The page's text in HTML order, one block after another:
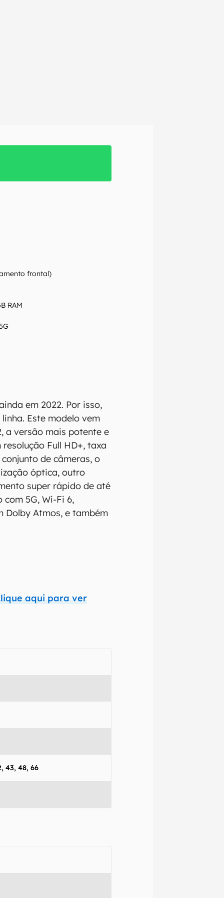
frontal)
RAM
em 2022. Por isso,
Este modelo vem
a versão mais potente e
Full HD+, taxa
de câmeras, o
óptica, outro
super rápido de até
com 5G, Wi-Fi 6,
Dolby Atmos, e também
aqui para ver
43, 48, 66